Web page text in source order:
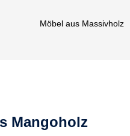
Möbel aus Massivholz
Mangoholz